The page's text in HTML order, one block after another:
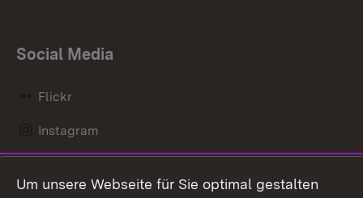
Social Media
Flickr
Instagram
Um unsere Webseite für Sie optimal gestalten